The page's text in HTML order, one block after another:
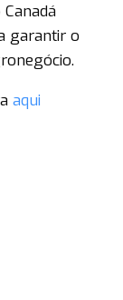
garantir o
aqui